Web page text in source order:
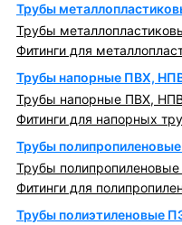
Трубы
Трубы
Фитинги для
Трубы напорные ПВХ,
Трубы напорные ПВХ,
Фитинги для напорных
Трубы
Трубы полипропиленовые
Фитинги для
Трубы полиэтиленовые